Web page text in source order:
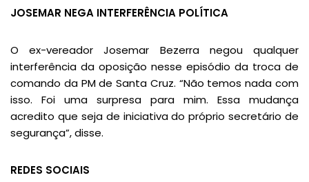
JOSEMAR NEGA INTERFERÊNCIA POLÍTICA
O ex-vereador Josemar Bezerra negou qualquer
interferência da oposição nesse episódio da troca de
comando da PM de Santa Cruz. “Não temos nada com
isso. Foi uma surpresa para mim. Essa mudança
acredito que seja de iniciativa do próprio secretário de
segurança”, disse.
REDES SOCIAIS